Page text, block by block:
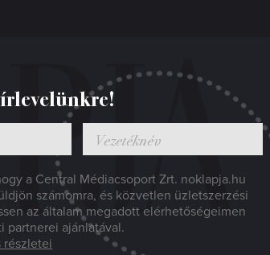
a Central Médiacsoport Zrt. noklapja.hu
számomra, és közvetlen üzletszerzési
az általam megadott elérhetőségeimen
partnerei ajánlatával.
részletei